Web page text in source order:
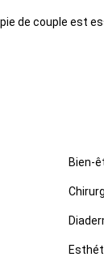
de couple est
Bien-